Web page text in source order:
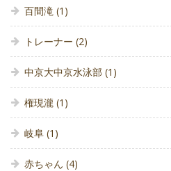
百間滝 (1)
トレーナー (2)
中京大中京水泳部 (1)
権現瀧 (1)
岐阜 (1)
赤ちゃん (4)